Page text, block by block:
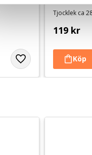
Tjocklek ca
119 kr